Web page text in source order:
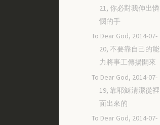
21, 你必對我伸出憐
憫的手
To Dear God, 2014-07-
20, 不要靠自己的能
力將事工傳揚開來
To Dear God, 2014-07-
19, 靠耶穌清潔從裡
面出來的
To Dear God, 2014-07-